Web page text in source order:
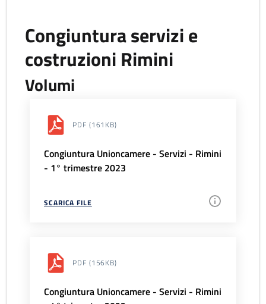
Congiuntura servizi e
costruzioni Rimini
Volumi
PDF (161KB)
Congiuntura Unioncamere - Servizi - Rimini
- 1° trimestre 2023
SCARICA FILE
PDF (156KB)
Congiuntura Unioncamere - Servizi - Rimini